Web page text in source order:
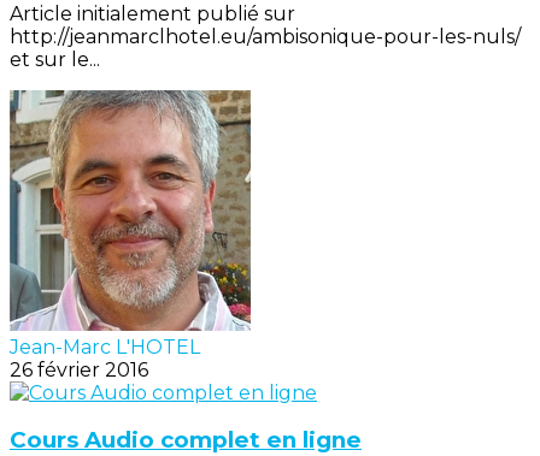
Article initialement publié sur
http://jeanmarclhotel.eu/ambisonique-pour-les-nuls/
et sur le...
Jean-Marc L'HOTEL
26 février 2016
Cours Audio complet en ligne